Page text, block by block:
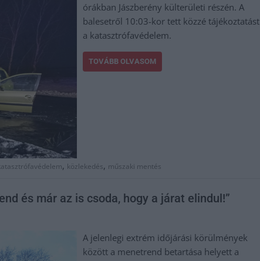
órákban Jászberény külterületi részén. A
balesetről 10:03-kor tett közzé tájékoztatást
a katasztrófavédelem.
TOVÁBB OLVASOM
, közlekedés, műszaki mentés
és már az is csoda, hogy a járat elindul!”
A jelenlegi extrém időjárási körülmények
között a menetrend betartása helyett a